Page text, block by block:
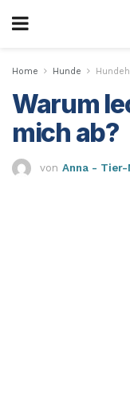
Home Hunde
Warum
mich ab?
von Anna - Tier-